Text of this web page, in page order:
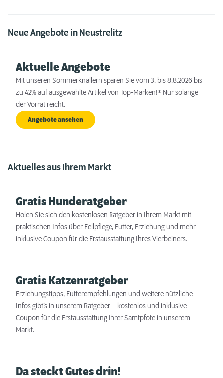
Neue Angebote in Neustrelitz
Aktuelle Angebote
Mit unseren Sommerknallern sparen Sie vom 3. bis 8.8.2026 bis
zu 42% auf ausgewählte Artikel von Top-Marken!* Nur solange
der Vorrat reicht.
Angebote ansehen
Aktuelles aus Ihrem Markt
Gratis Hunderatgeber
Holen Sie sich den kostenlosen Ratgeber in Ihrem Markt mit
praktischen Infos über Fellpflege, Futter, Erziehung und mehr –
inklusive Coupon für die Erstausstattung Ihres Vierbeiners.
Gratis Katzenratgeber
Erziehungstipps, Futterempfehlungen und weitere nützliche
Infos gibt’s in unserem Ratgeber – kostenlos und inklusive
Coupon für die Erstausstattung Ihrer Samtpfote in unserem
Markt.
Da steckt Gutes drin!